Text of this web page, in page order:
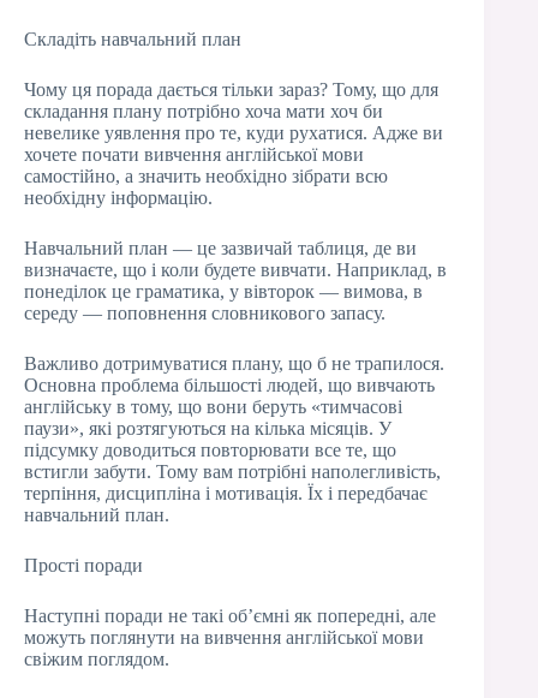
Складіть навчальний план
Чому ця порада дається тільки зараз? Тому, що для
складання плану потрібно хоча мати хоч би
невелике уявлення про те, куди рухатися. Адже ви
хочете почати вивчення англійської мови
самостійно, а значить необхідно зібрати всю
необхідну інформацію.
Навчальний план — це зазвичай таблиця, де ви
визначаєте, що і коли будете вивчати. Наприклад, в
понеділок це граматика, у вівторок — вимова, в
середу — поповнення словникового запасу.
Важливо дотримуватися плану, що б не трапилося.
Основна проблема більшості людей, що вивчають
англійську в тому, що вони беруть «тимчасові
паузи», які розтягуються на кілька місяців. У
підсумку доводиться повторювати все те, що
встигли забути. Тому вам потрібні наполегливість,
терпіння, дисципліна і мотивація. Їх і передбачає
навчальний план.
Прості поради
Наступні поради не такі об’ємні як попередні, але
можуть поглянути на вивчення англійської мови
свіжим поглядом.